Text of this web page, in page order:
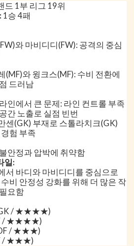
드 1부 리그 19위
1승 4패
와 마비디디(FW): 공격의 중심
(MF)와 윙크스(MF): 수비 전환에
드러남
인에서 큰 문제: 라인 컨트롤 부족
간 노출로 실점 빈번
센(GK) 부재로 스톨라치크(GK)
험 부족
안정과 압박에 취약함
일:
서 바디와 마비디디를 중심으로
비 안정성 강화를 위해 더 많은 작
요함
/ ★★★★)
/ ★★★★)
/ ★★★)
/ ★★★)